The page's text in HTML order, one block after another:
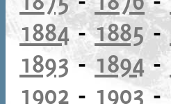
1884-1885-
1893 -1894-
1902 - 1903-